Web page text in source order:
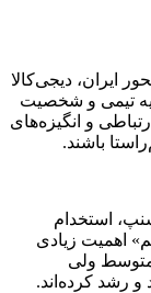
ایران، دیجی‌کالا
تیمی و شخصیت
و انگیزه‌های
باشند.
استخدام
اهمیت زیادی
ولی
رشد کرده‌اند.